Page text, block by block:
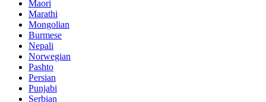
Maori
Marathi
Mongolian
Burmese
Nepali
Norwegian
Pashto
Persian
Punjabi
Serbian